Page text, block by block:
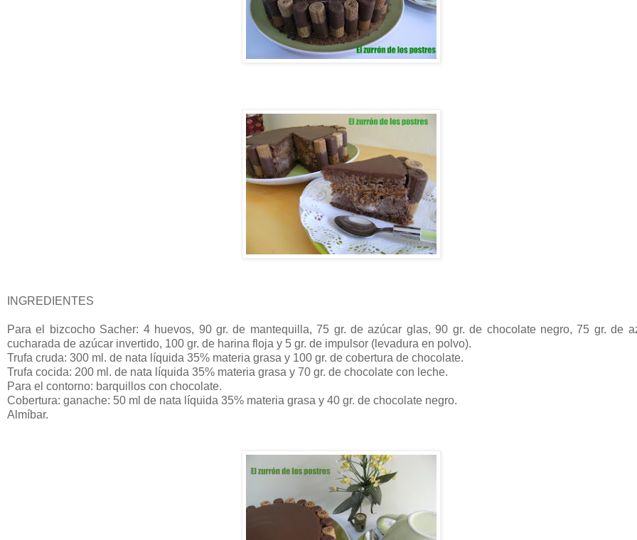
INGREDIENTES
Para el bizcocho Sacher: 4 huevos, 90 gr. de mantequilla, 75 gr. de azúcar glas, 90 gr. de chocolate negro, 75 gr. de
cucharada de azúcar invertido, 100 gr. de harina floja y 5 gr. de impulsor (levadura en polvo).
Trufa cruda: 300 ml. de nata líquida 35% materia grasa y 100 gr. de cobertura de chocolate.
Trufa cocida: 200 ml. de nata líquida 35% materia grasa y 70 gr. de chocolate con leche.
Para el contorno: barquillos con chocolate.
Cobertura: ganache: 50 ml de nata líquida 35% materia grasa y 40 gr. de chocolate negro.
Almíbar.